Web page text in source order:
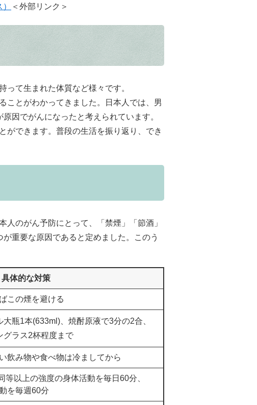
＜外部リンク＞
て生まれた体質など様々です。
とがわかってきました。日本人では、男
因でがんになったと考えられています。
できます。普段の生活を振り返り、でき
のがん予防にとって、「禁煙」「節酒」
重要な原因であると定めました。このう
具体的な対策
この煙を避ける
瓶1本(633ml)、焼酎原液で3分の2合、
グラス2杯程度まで
飲み物や食べ物は冷ましてから
等以上の強度の身体活動を毎日60分、
を毎週60分